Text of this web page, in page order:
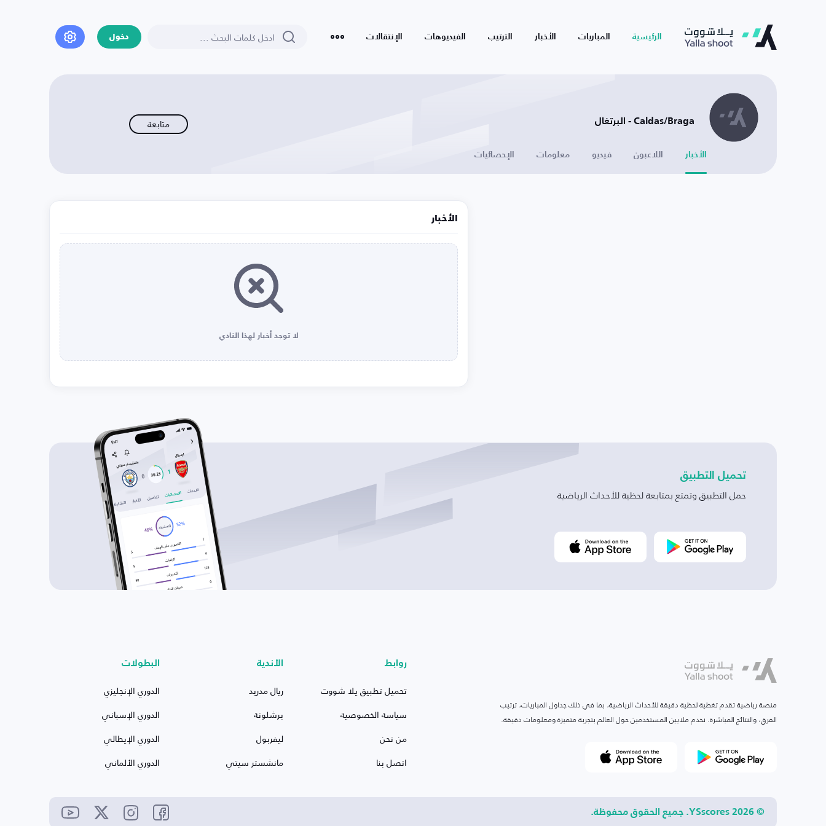
الرئيسية المباريات الأخبار الترتيب الفيديوهات الإنتقالات دخول
Caldas/Braga - البرتغال متابعة
الأخبار اللاعبون فيديو معلومات الإحصائيات
الأخبار
لا توجد أخبار لهذا النادي
تحميل التطبيق
حمل التطبيق وتمتع بمتابعة لحظية للأحداث الرياضية
منصة رياضية تقدم تغطية لحظية دقيقة للأحداث الرياضية، بما في ذلك جداول المباريات، ترتيب
الفرق، والنتائج المباشرة. نخدم ملايين المستخدمين حول العالم بتجربة متميزة ومعلومات دقيقة.
روابط
تحميل تطبيق يلا شووت
سياسة الخصوصية
من نحن
اتصل بنا
الأندية
ريال مدريد
برشلونة
ليفربول
مانشستر سيتي
البطولات
الدوري الإنجليزي
الدوري الإسباني
الدوري الإيطالي
الدوري الألماني
© 2026 YSscores. جميع الحقوق محفوظة.